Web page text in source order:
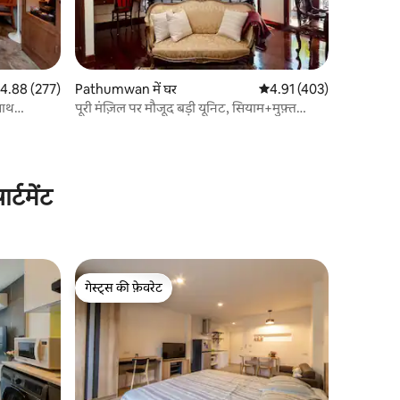
रेटिंग 5 में से 4.88, 277 समीक्षाएँ
4.88 (277)
Pathumwan में घर औसत रेटिंग 5 में से 4.91,
4.91 (403)
पूरी मंज़िल पर मौजूद बड़ी यूनिट, सियाम+मुफ़्त
गेस्ट्स की फ़ेवरेट
गेस्ट्स की फ़ेवरेट